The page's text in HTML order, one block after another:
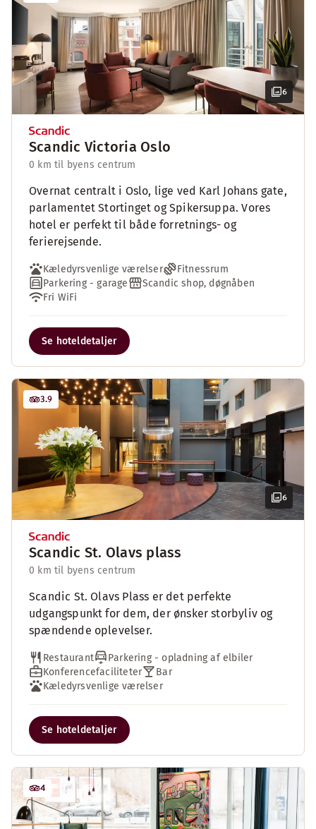
6
Scandic Victoria Oslo
0 km til byens centrum
Overnat centralt i Oslo, lige ved Karl Johans gate,
parlamentet Stortinget og Spikersuppa. Vores
hotel er perfekt til både forretnings- og
ferierejsende.
Kæledyrsvenlige værelser
Fitnessrum
Parkering - garage
Scandic shop, døgnåben
Fri WiFi
Se hoteldetaljer
6
3.9
Scandic St. Olavs plass
0 km til byens centrum
Scandic St. Olavs Plass er det perfekte
udgangspunkt for dem, der ønsker storbyliv og
spændende oplevelser.
Restaurant
Parkering - opladning af elbiler
Konferencefaciliteter
Bar
Kæledyrsvenlige værelser
Se hoteldetaljer
4